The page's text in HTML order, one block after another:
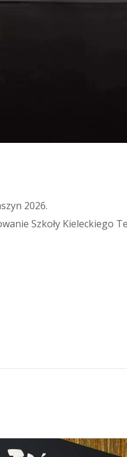
2026.
Szkoły Kieleckiego